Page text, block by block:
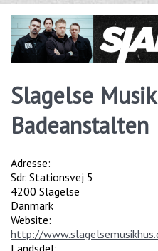
Slagelse
Badeanstalten
Adresse:
Sdr. Stationsvej 5
4200 Slagelse
Danmark
Website:
http://
Landsdel: